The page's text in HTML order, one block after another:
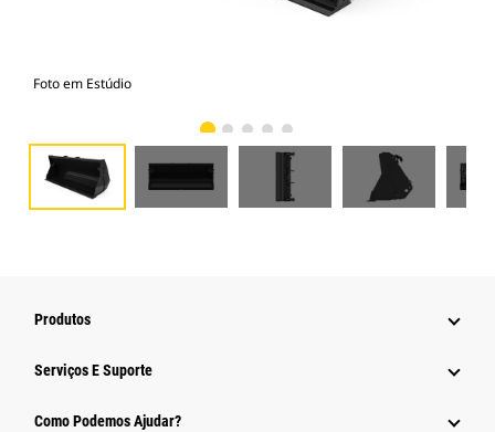
Foto em Estúdio
Produtos
Serviços E Suporte
Como Podemos Ajudar?